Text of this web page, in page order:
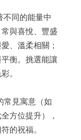
不同的能量中
與喜悅、豐盛
、溫柔相關；
衡。挑選能讓
。
常見寓意（如
方位提升），
的祝福。